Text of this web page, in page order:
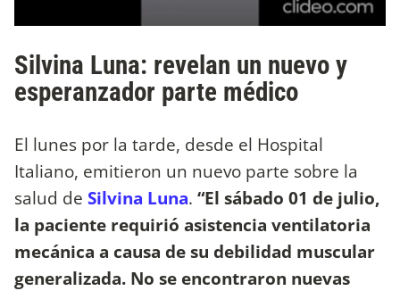
Silvina Luna: revelan un nuevo y
esperanzador parte médico
El lunes por la tarde, desde el Hospital
Italiano, emitieron un nuevo parte sobre la
salud de Silvina Luna. “El sábado 01 de julio,
la paciente requirió asistencia ventilatoria
mecánica a causa de su debilidad muscular
generalizada. No se encontraron nuevas